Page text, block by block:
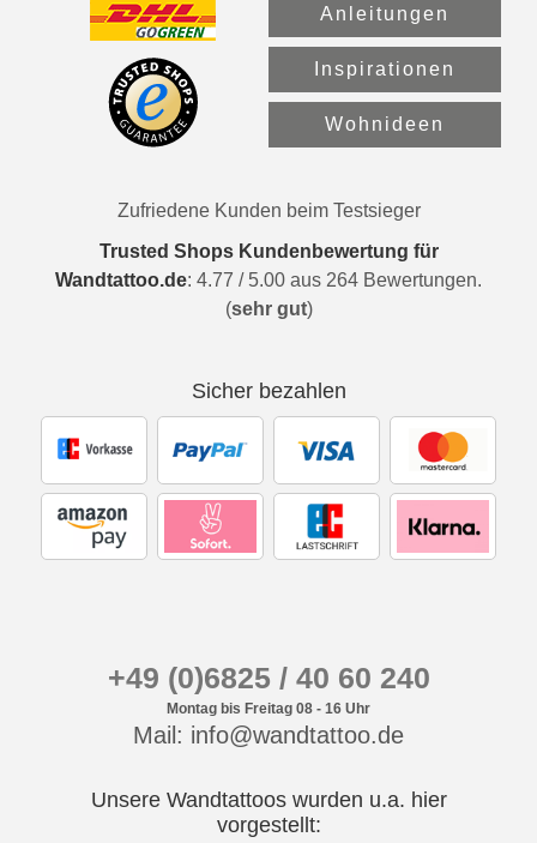
Anleitungen
Inspirationen
Wohnideen
Zufriedene Kunden beim Testsieger
Trusted Shops Kundenbewertung für
Wandtattoo.de: 4.77 / 5.00 aus 264 Bewertungen.
(sehr gut)
Sicher bezahlen
+49 (0)6825 / 40 60 240
Montag bis Freitag 08 - 16 Uhr
Mail: info@wandtattoo.de
Unsere Wandtattoos wurden u.a. hier
vorgestellt: